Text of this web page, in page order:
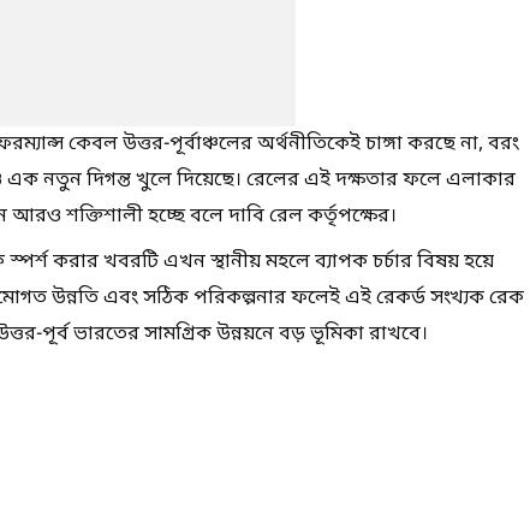
কেবল উত্তর-পূর্বাঞ্চলের অর্থনীতিকেই চাঙ্গা করছে না, বরং
এক নতুন দিগন্ত খুলে দিয়েছে। রেলের এই দক্ষতার ফলে এলাকার
আরও শক্তিশালী হচ্ছে বলে দাবি রেল কর্তৃপক্ষের।
করার খবরটি এখন স্থানীয় মহলে ব্যাপক চর্চার বিষয় হয়ে
উন্নতি এবং সঠিক পরিকল্পনার ফলেই এই রেকর্ড সংখ্যক রেক
পূর্ব ভারতের সামগ্রিক উন্নয়নে বড় ভূমিকা রাখবে।